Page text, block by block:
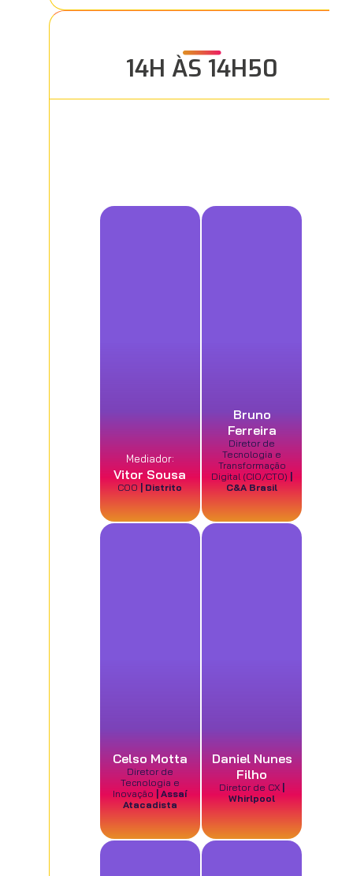
14H ÀS 14H50
Mediador:
Vitor Sousa
COO | Distrito
Bruno
Ferreira
Diretor de
Tecnologia e
Transformação
Digital (CIO/CTO)
C&A Brasil
Celso Motta
Diretor de
Tecnologia e
Inovação
| Assaí
Atacadista
Daniel Nunes
Filho
Diretor de CX
Whirlpool